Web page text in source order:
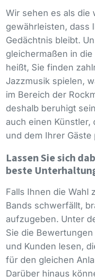
Wir sehen es als die
gewährleisten, dass
Gedächtnis bleibt.
gleichermaßen in
heißt, Sie finden
Jazzmusik spielen,
im Bereich der
deshalb beruhigt
auch einen Künstler,
und dem Ihrer Gäste
Lassen Sie sich
beste
Falls Ihnen die Wahl
Bands schwerfällt,
aufzugeben. Unter
Sie die
und Kunden lesen,
für den gleichen
Darüber hinaus